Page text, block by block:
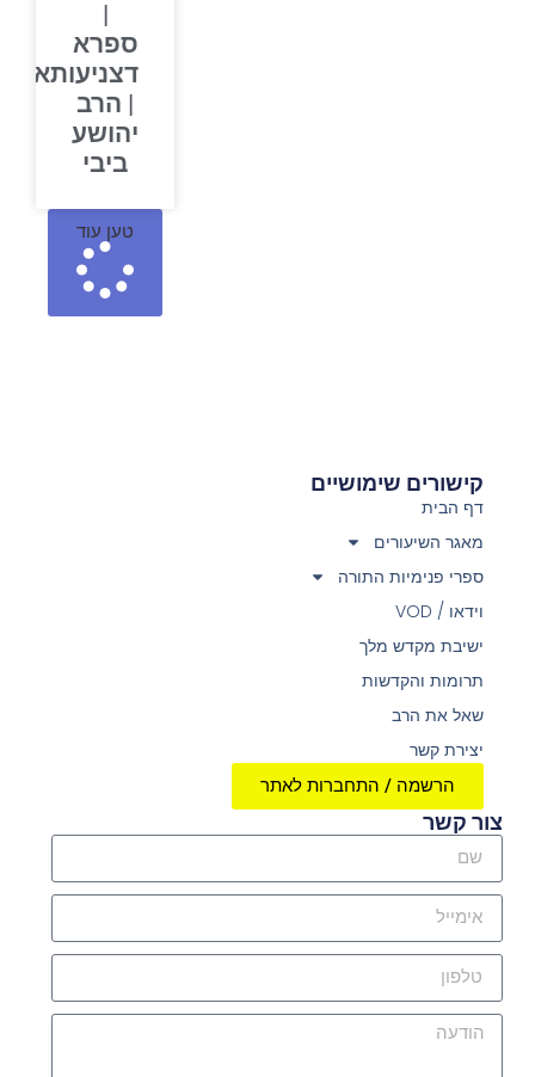
ספרא
דצניעותא
| הרב
יהושע
ביבי
טען עוד
קישורים שימושיים
דף הבית
מאגר השיעורים
ספרי פנימיות התורה
וידאו / VOD
ישיבת מקדש מלך
תרומות והקדשות
שאל את הרב
יצירת קשר
הרשמה / התחברות לאתר
צור קשר